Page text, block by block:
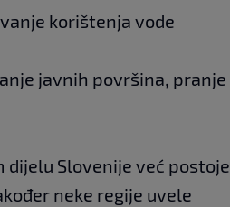
korištenja vode
javnih površina, pranje
Slovenije već postoje
neke regije uvele